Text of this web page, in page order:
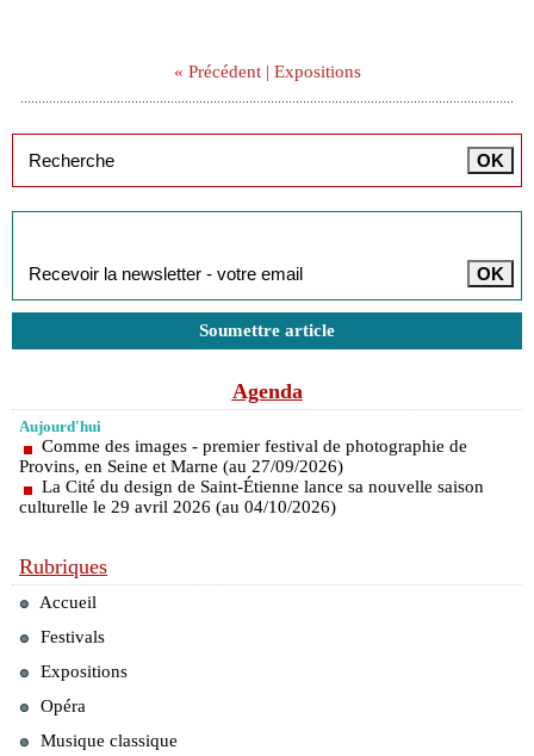
« Précédent | Expositions
Soumettre article
Agenda
Aujourd'hui
Comme des images - premier festival de photographie de
Provins, en Seine et Marne (au 27/09/2026)
La Cité du design de Saint-Étienne lance sa nouvelle saison
culturelle le 29 avril 2026 (au 04/10/2026)
Rubriques
Accueil
Festivals
Expositions
Opéra
Musique classique